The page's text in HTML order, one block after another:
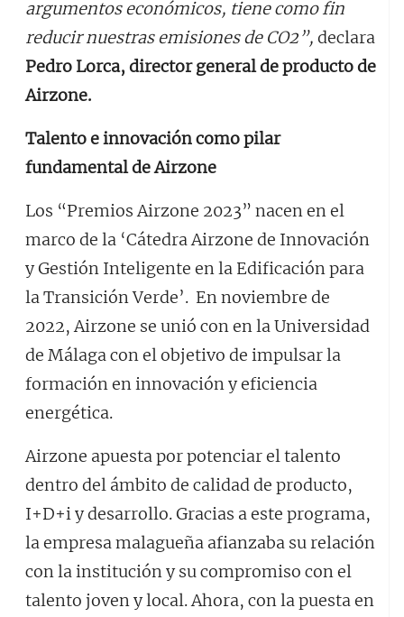
argumentos económicos, tiene como fin
reducir nuestras emisiones de CO2”, declara
Pedro Lorca, director general de producto de
Airzone.
Talento e innovación como pilar
fundamental de Airzone
Los “Premios Airzone 2023” nacen en el
marco de la ‘Cátedra Airzone de Innovación
y Gestión Inteligente en la Edificación para
la Transición Verde’. En noviembre de
2022, Airzone se unió con en la Universidad
de Málaga con el objetivo de impulsar la
formación en innovación y eficiencia
energética.
Airzone apuesta por potenciar el talento
dentro del ámbito de calidad de producto,
I+D+i y desarrollo. Gracias a este programa,
la empresa malagueña afianzaba su relación
con la institución y su compromiso con el
talento joven y local. Ahora, con la puesta en